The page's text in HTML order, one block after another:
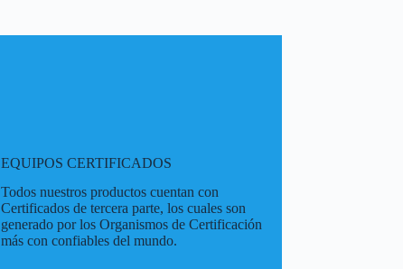
EQUIPOS CERTIFICADOS
Todos nuestros productos cuentan con
Certificados de tercera parte, los cuales son
generado por los Organismos de Certificación
más con confiables del mundo.